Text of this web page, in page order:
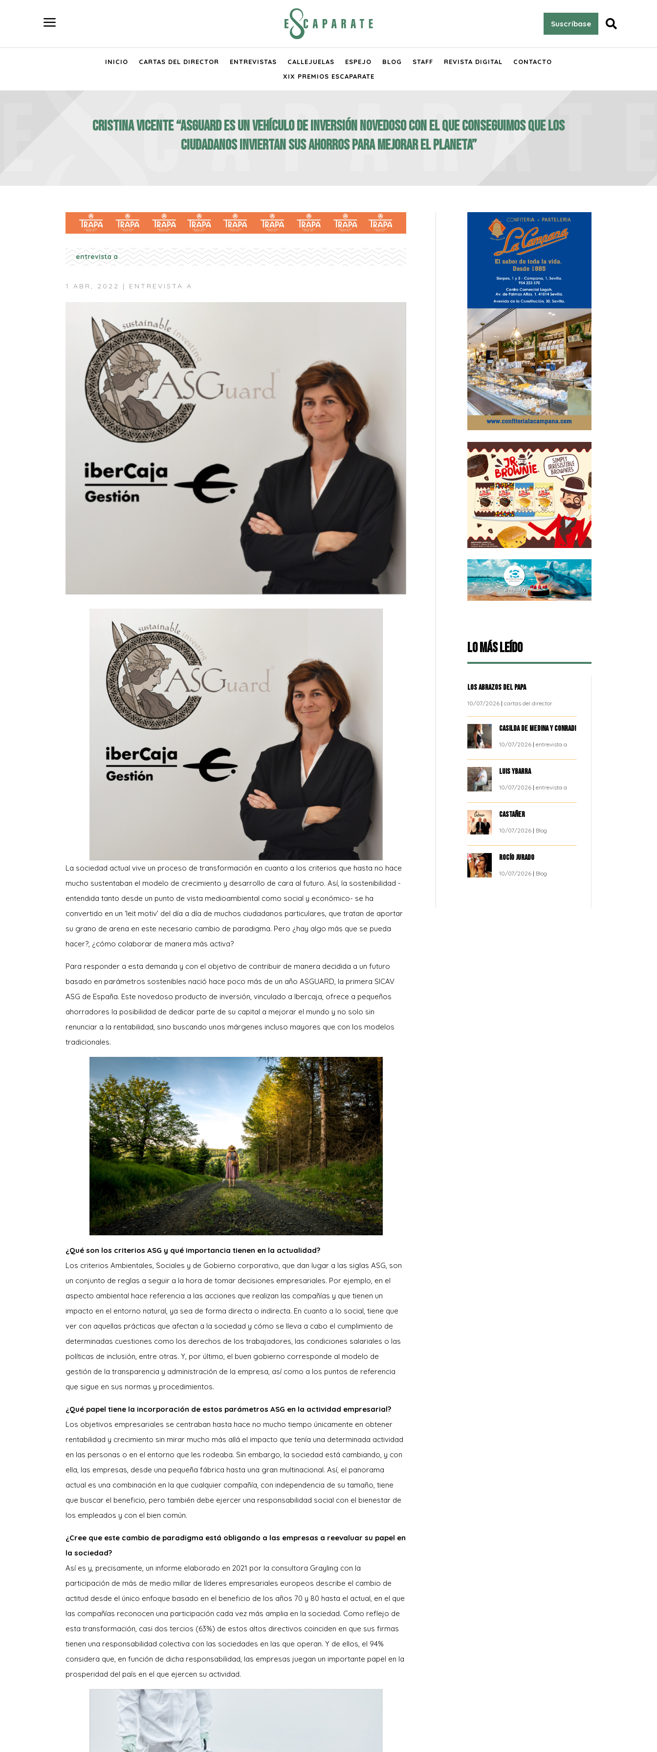
a Suscríbase 
INICIO CARTAS DEL DIRECTOR ENTREVISTAS CALLEJUELAS ESPEJO BLOG STAFF REVISTA DIGITAL
CONTACTO
XIX PREMIOS ESCAPARATE
CRISTINA VICENTE “ASGUARD es un vehículo de inversión novedoso con el que conseguimos que los
ciudadanos inviertan sus ahorros para mejorar el planeta”
entrevista a
1 ABR, 2022 | ENTREVISTA A
La sociedad actual vive un proceso de transformación en cuanto a los criterios que hasta no hace
mucho sustentaban el modelo de crecimiento y desarrollo de cara al futuro. Así, la sostenibilidad -
entendida tanto desde un punto de vista medioambiental como social y económico- se ha
convertido en un ‘leit motiv’ del día a día de muchos ciudadanos particulares, que tratan de aportar
su grano de arena en este necesario cambio de paradigma. Pero ¿hay algo más que se pueda
hacer?, ¿cómo colaborar de manera más activa?
Para responder a esta demanda y con el objetivo de contribuir de manera decidida a un futuro
basado en parámetros sostenibles nació hace poco más de un año ASGUARD, la primera SICAV
ASG de España. Este novedoso producto de inversión, vinculado a Ibercaja, ofrece a pequeños
ahorradores la posibilidad de dedicar parte de su capital a mejorar el mundo y no solo sin
renunciar a la rentabilidad, sino buscando unos márgenes incluso mayores que con los modelos
tradicionales.
¿Qué son los criterios ASG y qué importancia tienen en la actualidad?
Los criterios Ambientales, Sociales y de Gobierno corporativo, que dan lugar a las siglas ASG, son
un conjunto de reglas a seguir a la hora de tomar decisiones empresariales. Por ejemplo, en el
aspecto ambiental hace referencia a las acciones que realizan las compañías y que tienen un
impacto en el entorno natural, ya sea de forma directa o indirecta. En cuanto a lo social, tiene que
ver con aquellas prácticas que afectan a la sociedad y cómo se lleva a cabo el cumplimiento de
determinadas cuestiones como los derechos de los trabajadores, las condiciones salariales o las
políticas de inclusión, entre otras. Y, por último, el buen gobierno corresponde al modelo de
gestión de la transparencia y administración de la empresa, así como a los puntos de referencia
que sigue en sus normas y procedimientos.
¿Qué papel tiene la incorporación de estos parámetros ASG en la actividad empresarial?
Los objetivos empresariales se centraban hasta hace no mucho tiempo únicamente en obtener
rentabilidad y crecimiento sin mirar mucho más allá el impacto que tenía una determinada actividad
en las personas o en el entorno que les rodeaba. Sin embargo, la sociedad está cambiando, y con
ella, las empresas, desde una pequeña fábrica hasta una gran multinacional. Así, el panorama
actual es una combinación en la que cualquier compañía, con independencia de su tamaño, tiene
que buscar el beneficio, pero también debe ejercer una responsabilidad social con el bienestar de
los empleados y con el bien común.
¿Cree que este cambio de paradigma está obligando a las empresas a reevaluar su papel en
la sociedad?
Así es y, precisamente, un informe elaborado en 2021 por la consultora Grayling con la
participación de más de medio millar de líderes empresariales europeos describe el cambio de
actitud desde el único enfoque basado en el beneficio de los años 70 y 80 hasta el actual, en el que
las compañías reconocen una participación cada vez más amplia en la sociedad. Como reflejo de
esta transformación, casi dos tercios (63%) de estos altos directivos coinciden en que sus firmas
tienen una responsabilidad colectiva con las sociedades en las que operan. Y de ellos, el 94%
considera que, en función de dicha responsabilidad, las empresas juegan un importante papel en la
prosperidad del país en el que ejercen su actividad.
Lo más leído
LOS ABRAZOS DEL PAPA
10/07/2026 |cartas del director
CASILDA DE MEDINA Y CONRADI
10/07/2026 |entrevista a
LUIS YBARRA
10/07/2026 |entrevista a
CASTAÑER
10/07/2026 | Blog
ROCÍO JURADO
10/07/2026 | Blog